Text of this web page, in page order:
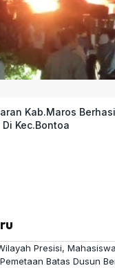
Kab.Maros
Kec.Bontoa
Presisi,
Batas Dusun